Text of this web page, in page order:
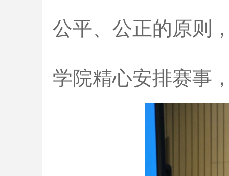
公平、公正的原则
学院精心安排赛事